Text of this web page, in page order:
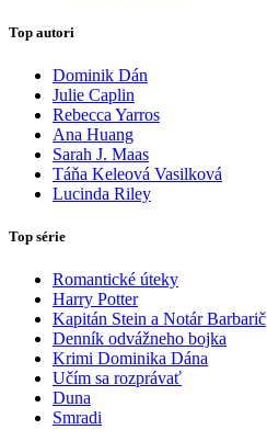
Top autori
Dominik Dán
Julie Caplin
Rebecca Yarros
Ana Huang
Sarah J. Maas
Táňa Keleová Vasilková
Lucinda Riley
Top série
Romantické úteky
Harry Potter
Kapitán Stein a Notár Barbarič
Denník odvážneho bojka
Krimi Dominika Dána
Učím sa rozprávať
Duna
Smradi